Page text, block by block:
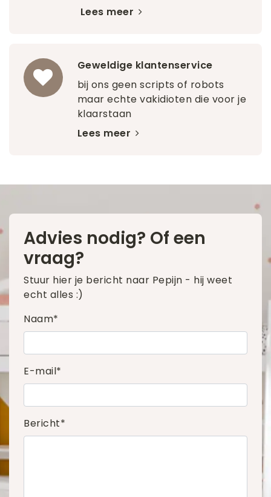
Lees meer
Geweldige klantenservice
bij ons geen scripts of robots
maar echte vakidioten die voor je
klaarstaan
Lees meer
Advies nodig? Of een
vraag?
Stuur hier je bericht naar Pepijn - hij weet
echt alles :)
Naam*
E-mail*
Bericht*